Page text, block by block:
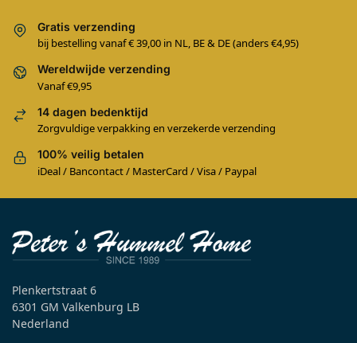
Gratis verzending
bij bestelling vanaf € 39,00 in NL, BE & DE (anders €4,95)
Wereldwijde verzending
Vanaf €9,95
14 dagen bedenktijd
Zorgvuldige verpakking en verzekerde verzending
100% veilig betalen
iDeal / Bancontact / MasterCard / Visa / Paypal
Plenkertstraat 6
6301 GM Valkenburg LB
Nederland